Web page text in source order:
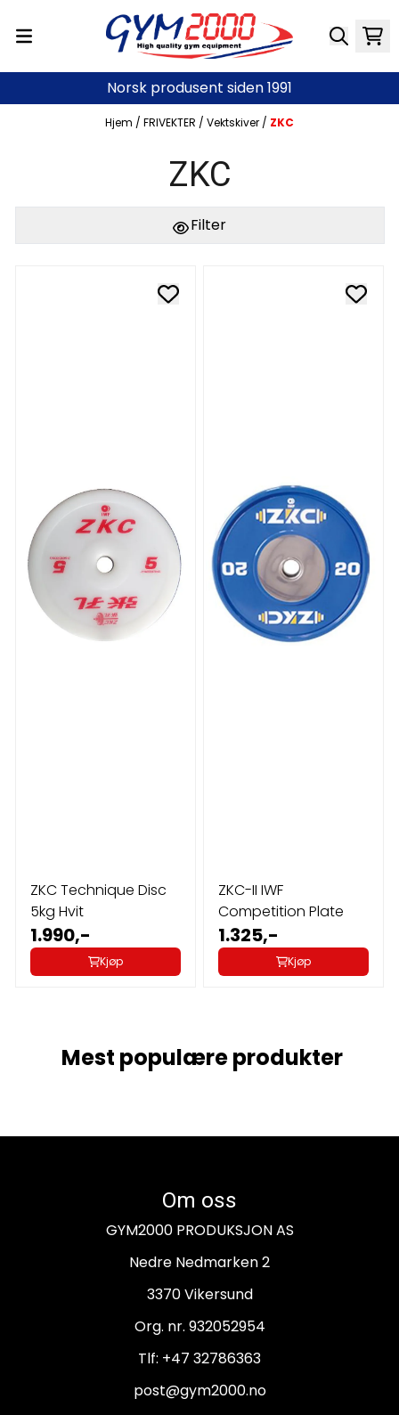
Norsk produsent siden 1991
Hjem / FRIVEKTER / Vektskiver / ZKC
ZKC
Filter
ZKC Technique Disc
5kg Hvit
1.990,-
Kjøp
ZKC-II IWF
Competition Plate
1.325,-
Kjøp
Mest populære produkter
Om oss
GYM2000 PRODUKSJON AS
Nedre Nedmarken 2
3370 Vikersund
Org. nr. 932052954
Tlf: +47 32786363
post@gym2000.no